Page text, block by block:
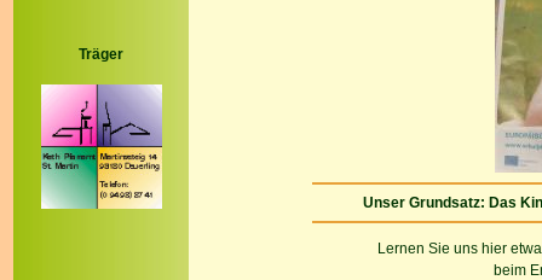
Träger
Unser Grundsatz: Das
Lernen Sie uns hier
beim